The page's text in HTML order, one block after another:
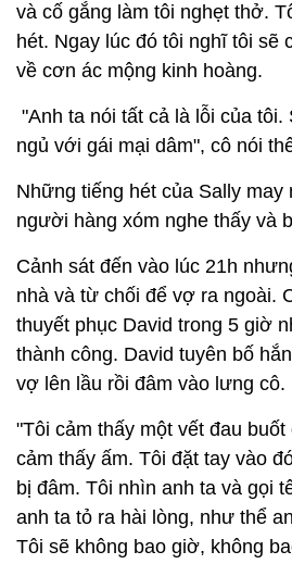
và cố gắng làm tôi nghẹt thở.
hét. Ngay lúc đó tôi nghĩ tôi sẽ
về cơn ác mộng kinh hoàng.
"Anh ta nói tất cả là lỗi của
ngủ với gái mại dâm", cô nói
Những tiếng hét của Sally
người hàng xóm nghe thấy và
Cảnh sát đến vào lúc 21h
nhà và từ chối để vợ ra ngoài.
thuyết phục David trong 5 giờ
thành công. David tuyên bố
vợ lên lầu rồi đâm vào lưng cô.
"Tôi cảm thấy một vết đau
cảm thấy ấm. Tôi đặt tay vào
bị đâm. Tôi nhìn anh ta và gọi
anh ta tỏ ra hài lòng, như thể
Tôi sẽ không bao giờ, không